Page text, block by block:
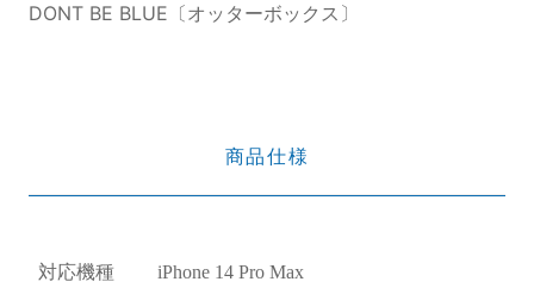
DONT BE BLUE〔オッターボックス〕
商品仕様
対応機種 iPhone 14 Pro Max